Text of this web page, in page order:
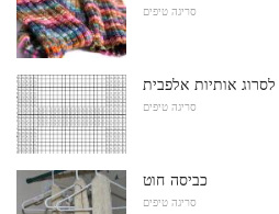
סריגה טיפים
אותיות אלפבית
סריגה טיפים
כביסה חוט
סריגה טיפים